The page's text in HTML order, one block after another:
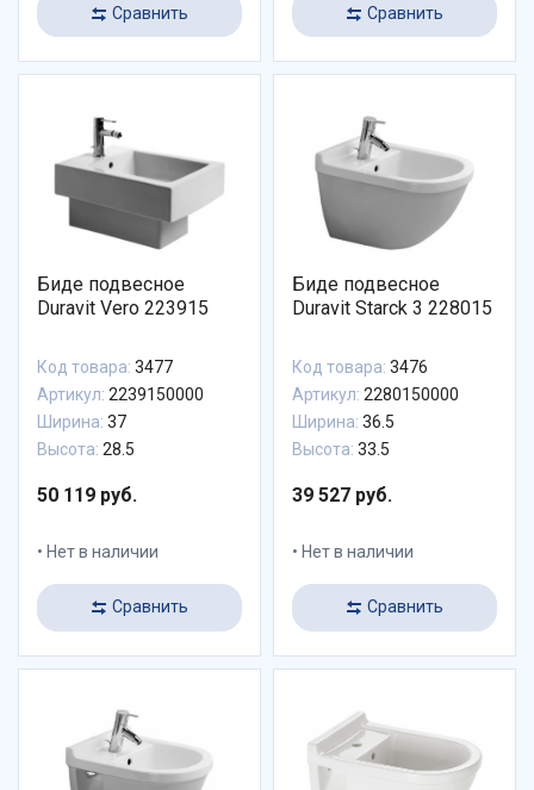
Сравнить Сравнить
Биде подвесное
Duravit Vero 223915
Код товара: 3477
Артикул: 2239150000
Ширина: 37
Высота: 28.5
50 119 руб.
Нет в наличии
Сравнить
Биде подвесное
Duravit Starck 3 228015
Код товара: 3476
Артикул: 2280150000
Ширина: 36.5
Высота: 33.5
39 527 руб.
Нет в наличии
Сравнить